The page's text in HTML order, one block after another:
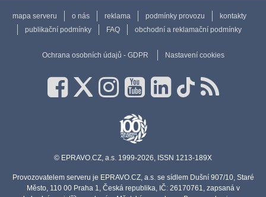
mapa serveru o nás reklama podmínky provozu
kontakty
publikační podmínky
FAQ obchodní a reklamační podmínky
Ochrana osobních údajů - GDPR Nastavení cookies
© EPRAVO.CZ, a.s. 1999-2026, ISSN 1213-189X
Provozovatelem serveru je EPRAVO.CZ, a.s. se sídlem Dušní 907/10, Staré
Město, 110 00 Praha 1, Česká republika, IČ: 26170761, zapsaná v